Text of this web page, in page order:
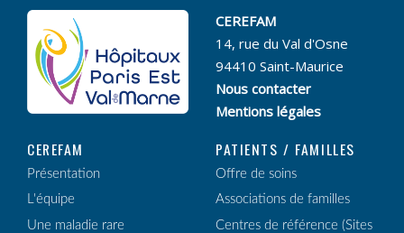
CEREFAM
14, rue du Val d'Osne
94410 Saint-Maurice
Nous contacter
Mentions légales
CEREFAM
Présentation
L'équipe
Une maladie rare
PATIENTS / FAMILLES
Offre de soins
Associations de familles
Centres de référence (Sites